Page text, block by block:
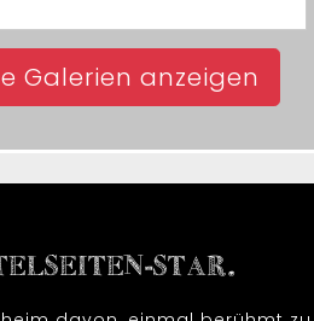
Galerien anzeigen
STAR.